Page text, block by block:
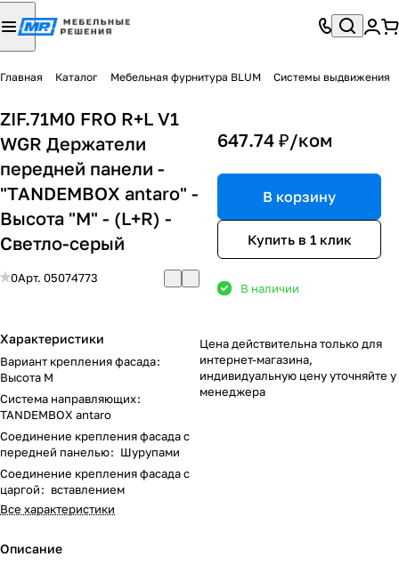
Главная Каталог Мебельная фурнитура BLUM Системы выдвижения
ZIF.71M0 FRO R+L V1
WGR Держатели
передней панели -
"TANDEMBOX antaro" -
Высота "M" - (L+R) -
Светло-серый
0Арт. 05074773
Характеристики
Вариант крепления фасада:
Высота M
Система направляющих:
TANDEMBOX antaro
Соединение крепления фасада с
передней панелью: Шурупами
Соединение крепления фасада с
царгой: вставлением
Все характеристики
Описание
647.74 ₽/ком
В корзину
Купить в 1 клик
В наличии
Цена действительна только для
интернет-магазина,
индивидуальную цену уточняйте у
менеджера